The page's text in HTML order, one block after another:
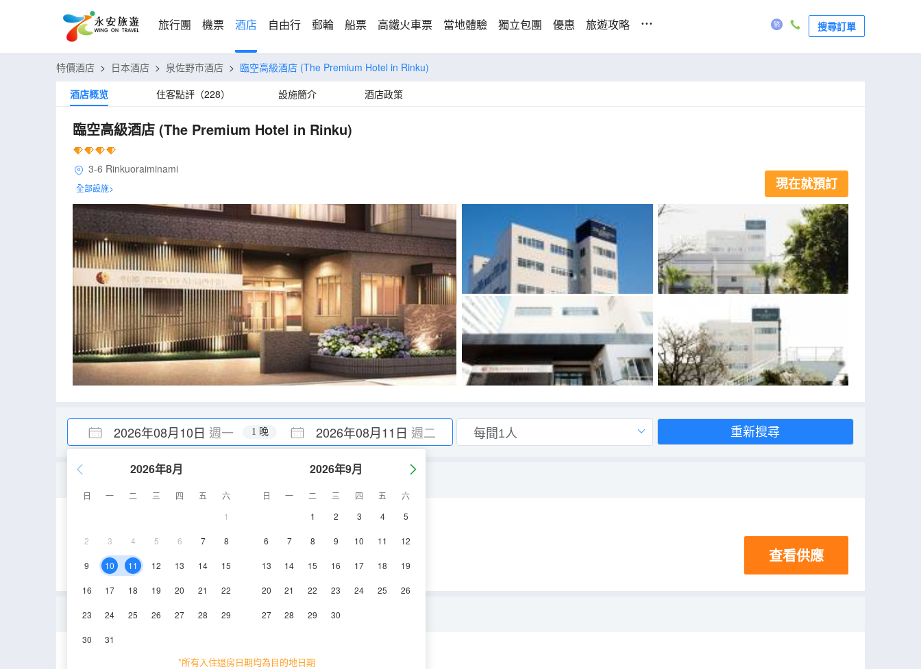
旅行團 機票 酒店 自由行 郵輪 船票 高鐵火車票 當地體驗 獨立包團 優惠 旅遊攻略 ... 搜尋訂單
特價酒店 > 日本酒店 > 泉佐野市酒店 > 臨空高級酒店 (The Premium Hotel in Rinku)
酒店概览
住客點評（228） 設施簡介 酒店政策
臨空高級酒店 (The Premium Hotel in Rinku)
3-6 Rinkuoraiminami
全部設施> 現在就預訂
2026年08月10日 週一 2026年08月11日 週二
1 晚
2026年8月
日 一 二 三 四 五
六
1
2 3 4 5 6 7 8
9 10 11 12 13 14 15
16 17 18 19 20 21 22
23 24 25 26 27 28 29
30 31
2026年9月
日 一 二 三 四 五
六
1
2 3 4 5
6 7 8 9 10 11 12
13 14 15 16 17 18 19
20 21 22 23 24 25 26
27 28 29 30
*所有入住退房日期均為目的地日期
重新搜尋
21.2㎡ 電視機 冰箱
查看供應
和洋式雙床房
21.2㎡ 空調 淋浴